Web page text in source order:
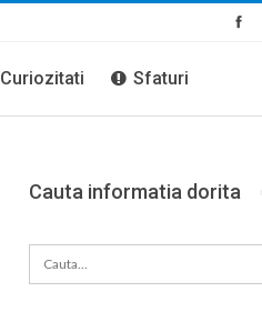
Curiozitati Sfaturi
Cauta informatia dorita